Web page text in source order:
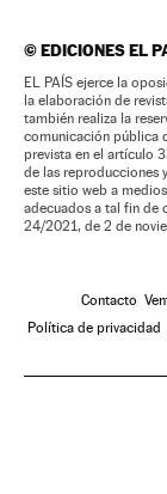
©EDICIONES EL
EL PAÍS ejerce la
la elaboración de
también realiza la
comunicación pública
prevista en el artículo
de las reproducciones
este sitio web a
adecuados a tal fin de
24/2021, de 2 de
Contacto
Política de privacidad